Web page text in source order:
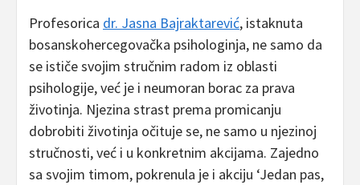
Profesorica dr. Jasna Bajraktarević, istaknuta
bosanskohercegovačka psihologinja, ne samo da
se ističe svojim stručnim radom iz oblasti
psihologije, već je i neumoran borac za prava
životinja. Njezina strast prema promicanju
dobrobiti životinja očituje se, ne samo u njezinoj
stručnosti, već i u konkretnim akcijama. Zajedno
sa svojim timom, pokrenula je i akciju ‘Jedan pas,